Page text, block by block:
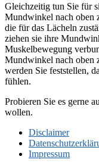
Gleichzeitig tun Sie für
Mundwinkel nach oben
die für das Lächeln
ziehen sie ihre
Muskelbewegung
Mundwinkel nach oben
werden Sie feststellen,
fühlen.
Probieren Sie es gerne
wollen.
Disclaimer
Impressum